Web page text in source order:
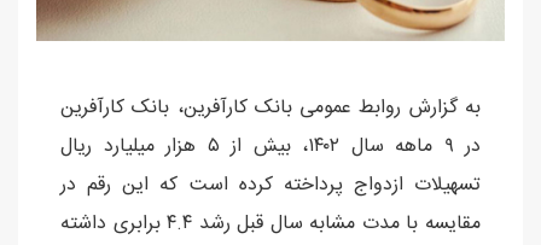
به گزارش روابط عمومی بانک کارآفرین، بانک کارآفرین
در ۹ ماهه سال ۱۴۰۲، بیش از ۵ هزار میلیارد ریال
تسهیلات ازدواج پرداخته کرده است که این رقم در
مقایسه با مدت مشابه سال قبل رشد ۴.۴ برابری داشته